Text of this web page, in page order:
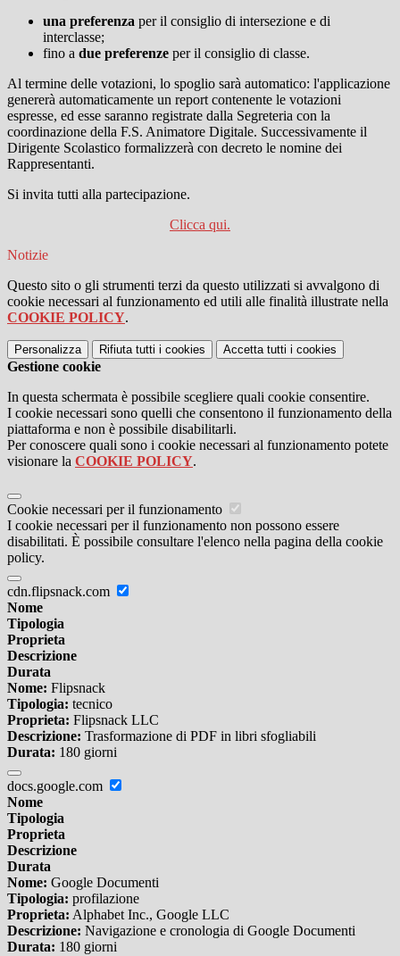
una preferenza per il consiglio di intersezione e di
interclasse;
fino a due preferenze per il consiglio di classe.
Al termine delle votazioni, lo spoglio sarà automatico: l'applicazione
genererà automaticamente un report contenente le votazioni
espresse, ed esse saranno registrate dalla Segreteria con la
coordinazione della F.S. Animatore Digitale. Successivamente il
Dirigente Scolastico formalizzerà con decreto le nomine dei
Rappresentanti.
Si invita tutti alla partecipazione.
Clicca qui.
Notizie
Questo sito o gli strumenti terzi da questo utilizzati si avvalgono di
cookie necessari al funzionamento ed utili alle finalità illustrate nella
COOKIE POLICY.
Personalizza Rifiuta tutti i cookies Accetta tutti i cookies
Gestione cookie
In questa schermata è possibile scegliere quali cookie consentire.
I cookie necessari sono quelli che consentono il funzionamento della
piattaforma e non è possibile disabilitarli.
Per conoscere quali sono i cookie necessari al funzionamento potete
visionare la COOKIE POLICY.
Cookie necessari per il funzionamento
I cookie necessari per il funzionamento non possono essere
disabilitati. È possibile consultare l'elenco nella pagina della cookie
policy.
cdn.flipsnack.com
Nome
Tipologia
Proprieta
Descrizione
Durata
Nome: Flipsnack
Tipologia: tecnico
Proprieta: Flipsnack LLC
Descrizione: Trasformazione di PDF in libri sfogliabili
Durata: 180 giorni
docs.google.com
Nome
Tipologia
Proprieta
Descrizione
Durata
Nome: Google Documenti
Tipologia: profilazione
Proprieta: Alphabet Inc., Google LLC
Descrizione: Navigazione e cronologia di Google Documenti
Durata: 180 giorni